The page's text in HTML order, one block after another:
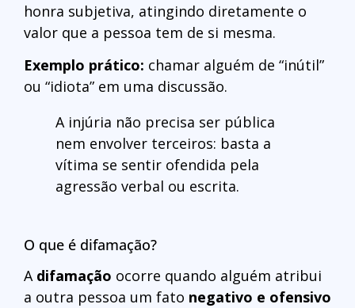
honra subjetiva, atingindo diretamente o
valor que a pessoa tem de si mesma.
Exemplo prático: chamar alguém de “inútil”
ou “idiota” em uma discussão.
A injúria não precisa ser pública
nem envolver terceiros: basta a
vítima se sentir ofendida pela
agressão verbal ou escrita.
O que é difamação?
A difamação ocorre quando alguém atribui
a outra pessoa um fato negativo e ofensivo